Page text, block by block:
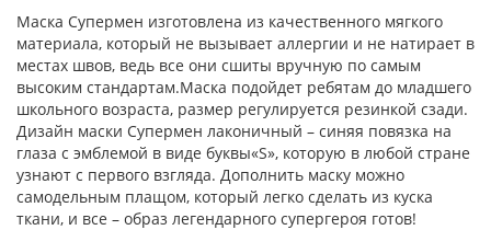
Маска Супермен изготовлена из качественного мягкого
материала, который не вызывает аллергии и не натирает в
местах швов, ведь все они сшиты вручную по самым
высоким стандартам.Маска подойдет ребятам до младшего
школьного возраста, размер регулируется резинкой сзади.
Дизайн маски Супермен лаконичный – синяя повязка на
глаза с эмблемой в виде буквы«S», которую в любой стране
узнают с первого взгляда. Дополнить маску можно
самодельным плащом, который легко сделать из куска
ткани, и все – образ легендарного супергероя готов!